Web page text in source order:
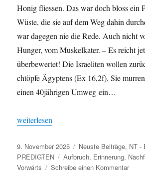
Honig fliessen. Das war doch bloss ein
Wüste, die sie auf dem Weg dahin
war dage­gen nie die Rede. Auch nicht
Hunger, vom Muskelkater. – Es reicht
über­be­w­ertet! Die Israeliten wollen
chtöpfe Ägyptens (Ex 16,2f). Sie
einen 40jährigen Umweg ein…
„Erin­nerung an die Zukun­ft“
weit­er­lesen
Veröffentlicht
am
9. November 2025 Kategorien
Neuste Beiträge, NT -
PREDIGTEN
Schlagwörter
Aufbruch, Erinnerung,
Vorwärts
Schreibe einen Kommentarzu